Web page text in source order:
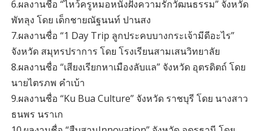
6.ผลงานชื่อ “ไหว้ครูหมอหนังฝังความรักวัฒนธรรม” จังหวัด
พัทลุง โดย เด็กชายณัฐนนท์ ปานสง
7.ผลงานชื่อ “1 Day Trip ลูกประคบบางกระเจ้ามีดีอะไร”
จังหวัด สมุทรปราการ โดย โรงเรียนสามเสนวิทยาลัย
8.ผลงานชื่อ “เสียงเรียกหาเมืองลับแล” จังหวัด อุตรดิตถ์ โดย
นายไตรภพ คําเบ้า
9.ผลงานชื่อ “Ku Bua Culture” จังหวัด ราชบุรี โดย นางสาว
ธนพร นราเก